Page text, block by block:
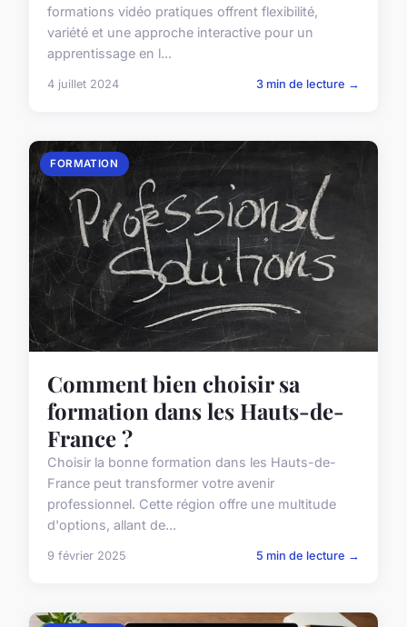
formations vidéo pratiques offrent flexibilité,
variété et une approche interactive pour un
apprentissage en l...
4 juillet 2024 3 min de lecture →
FORMATION
Comment bien choisir sa
formation dans les Hauts-de-
France ?
Choisir la bonne formation dans les Hauts-de-
France peut transformer votre avenir
professionnel. Cette région offre une multitude
d'options, allant de...
9 février 2025 5 min de lecture →